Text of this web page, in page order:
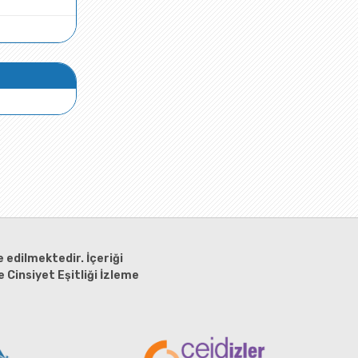
edilmektedir. İçeriği
Cinsiyet Eşitliği İzleme